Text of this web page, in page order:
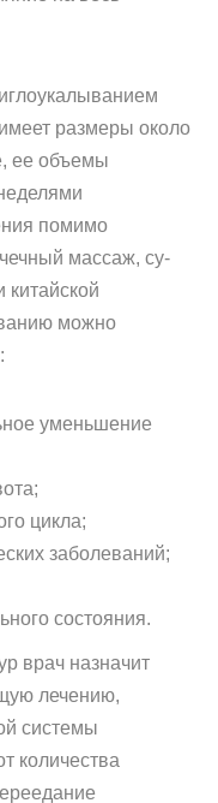
размеры около
ее объемы
помимо
массаж, су-
китайской
можно
уменьшение
цикла;
заболеваний;
состояния.
врач назначит
лечению,
системы
количества